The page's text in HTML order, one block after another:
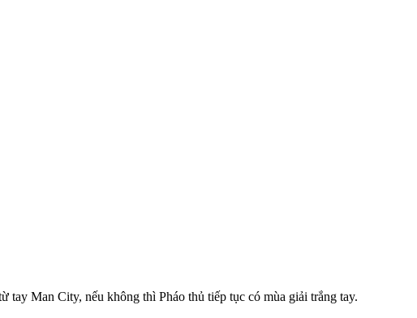
tay Man City, nếu không thì Pháo thủ tiếp tục có mùa giải trắng tay.